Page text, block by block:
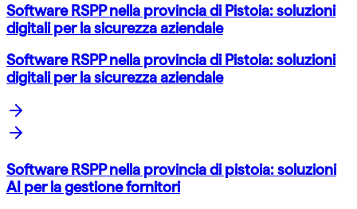
Software RSPP nella provincia di Pistoia: soluzioni
digitali per la sicurezza aziendale
Software RSPP nella provincia di Pistoia: soluzioni
digitali per la sicurezza aziendale
Software RSPP nella provincia di pistoia: soluzioni
AI per la gestione fornitori